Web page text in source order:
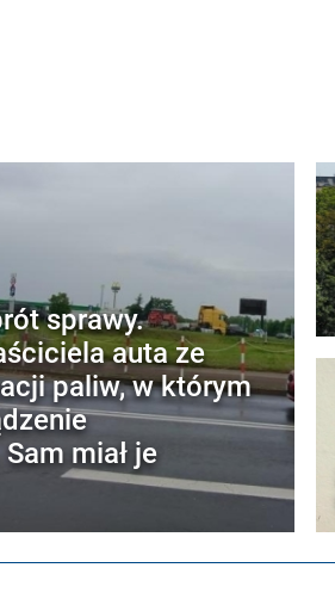
sprawy.
auta ze
paliw, w którym
miał je